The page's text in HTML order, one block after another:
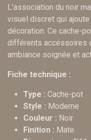
L'association du noir
visuel discret qui
décoration. Ce cache-
différents accessoires
ambiance soignée et
Fiche technique :
Type : Cache-pot
Style : Moderne
Couleur : Noir
Finition : Mate